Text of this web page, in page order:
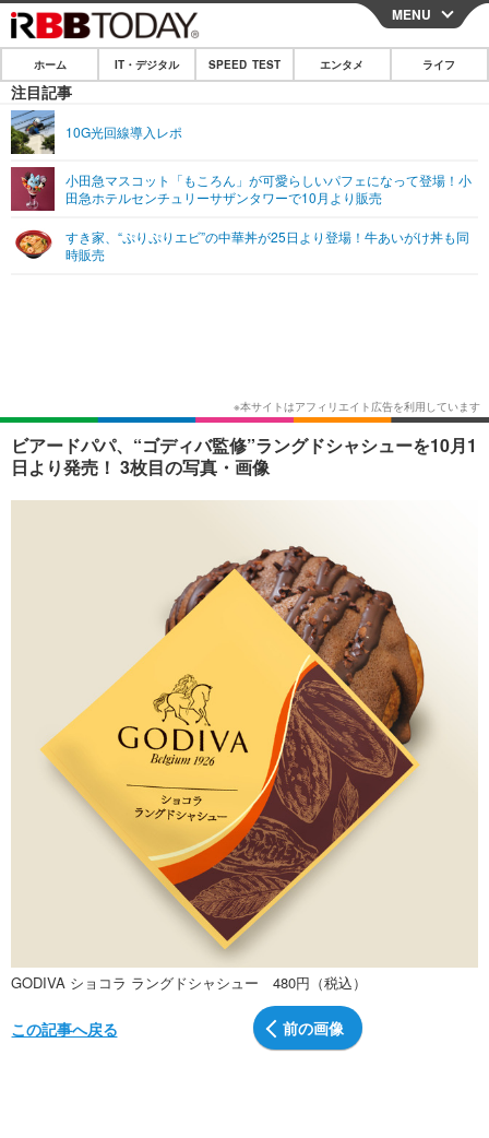
CLOSE
ホーム
IT・デジタル
ネタ ガジェット・ツール
ショッピング その他
SPEED TEST
エンタメ
エンタメTOP
ショッピング その他
ライフ
MENU
ホーム IT・デジタル SPEED TEST エンタメ ライフ
注目記事
10G光回線導入レポ
小田急マスコット「もころん」が可愛らしいパフェになって登場！小
田急ホテルセンチュリーサザンタワーで10月より販売
すき家、“ぷりぷりエビ”の中華丼が25日より登場！牛あいがけ丼も同
時販売
ビアードパパ、“ゴディバ監修”ラングドシャシューを10月1
日より発売！ 3枚目の写真・画像
GODIVA ショコラ ラングドシャシュー 480円（税込）
前の画像
この記事へ戻る